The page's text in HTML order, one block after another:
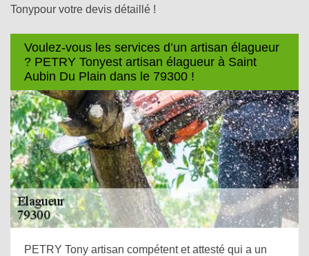
Tonypour votre devis détaillé !
Voulez-vous les services d’un artisan élagueur
? PETRY Tonyest artisan élagueur à Saint
Aubin Du Plain dans le 79300 !
PETRY Tony artisan compétent et attesté qui a un